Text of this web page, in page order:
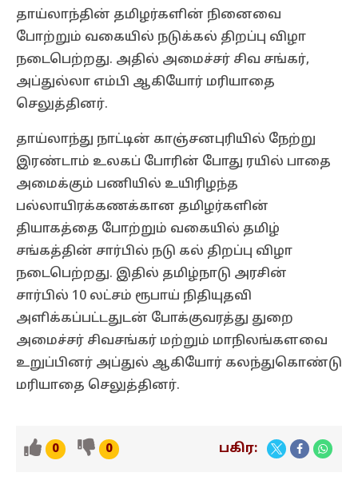
தாய்லாந்தின் தமிழர்களின் நினைவை
போற்றும் வகையில் நடுக்கல் திறப்பு விழா
நடைபெற்றது. அதில் அமைச்சர் சிவ சங்கர்,
அப்துல்லா எம்பி ஆகியோர் மரியாதை
செலுத்தினர்.
தாய்லாந்து நாட்டின் காஞ்சனபுரியில் நேற்று
இரண்டாம் உலகப் போரின் போது ரயில் பாதை
அமைக்கும் பணியில் உயிரிழந்த
பல்லாயிரக்கணக்கான தமிழர்களின்
தியாகத்தை போற்றும் வகையில் தமிழ்
சங்கத்தின் சார்பில் நடு கல் திறப்பு விழா
நடைபெற்றது. இதில் தமிழ்நாடு அரசின்
சார்பில் 10 லட்சம் ரூபாய் நிதியுதவி
அளிக்கப்பட்டதுடன் போக்குவரத்து துறை
அமைச்சர் சிவசங்கர் மற்றும் மாநிலங்களவை
உறுப்பினர் அப்துல் ஆகியோர் கலந்துகொண்டு
மரியாதை செலுத்தினர்.
0 0 பகிர: